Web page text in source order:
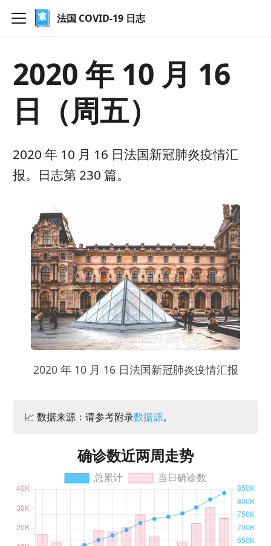
法国 COVID-19 日志
2020 年 10 月 16
日（周五）
2020 年 10 月 16 日法国新冠肺炎疫情汇
报。日志第 230 篇。
2020 年 10 月 16 日法国新冠肺炎疫情汇报
📈 数据来源：请参考附录数据源。
确诊数近两周走势